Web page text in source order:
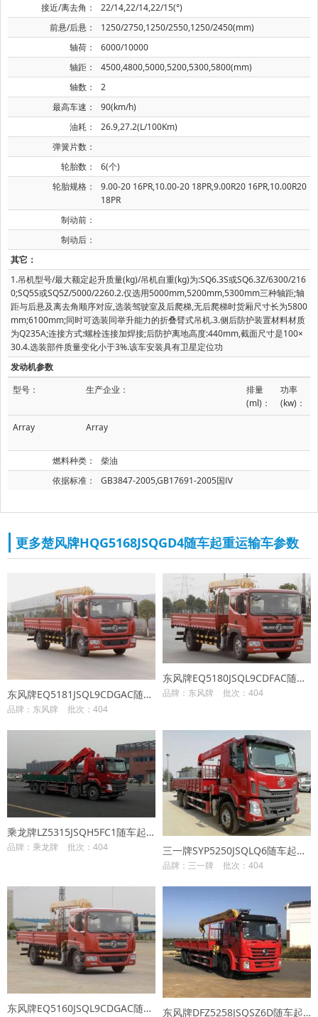
接近/离去角：
22/14,22/14,22/15(°)
前悬/后悬：
1250/2750,1250/2550,1250/2450(mm)
轴荷：
6000/10000
轴距：
4500,4800,5000,5200,5300,5800(mm)
轴数：
2
最高车速：
90(km/h)
油耗：
26.9,27.2(L/100Km)
弹簧片数：
轮胎数：
6(个)
轮胎规格：
9.00-20 16PR,10.00-20 18PR,9.00R20 16PR,10.00R20
18PR
制动前：
制动后：
其它：
1.吊机型号/最大额定起升质量(kg)/吊机自重(kg)为:SQ6.3S或SQ6.3Z/6300/216
0;SQ5S或SQ5Z/5000/2260.2.仅选用5000mm,5200mm,5300mm三种轴距;轴
距与后悬及离去角顺序对应,选装驾驶室及后爬梯,无后爬梯时货厢尺寸长为5800
mm;6100mm;同时可选装同举升能力的折叠臂式吊机.3.侧后防护装置材料材质
为Q235A;连接方式:螺栓连接加焊接;后防护离地高度:440mm,截面尺寸是100×
30.4.选装部件质量变化小于3%.该车安装具有卫星定位功
发动机参数
型号：
生产企业：
排量
(ml)：
功率
(kw)：
Array
Array
燃料种类：
柴油
依据标准：
GB3847-2005,GB17691-2005国Ⅳ
更多楚风牌HQG5168JSQGD4随车起重运输车参数
东风牌EQ5181JSQL9CDGAC随车起重运输车
品牌：东风牌 批次：404
东风牌EQ5180JSQL9CDFAC随车起重运输车
品牌：东风牌 批次：404
乘龙牌LZ5315JSQH5FC1随车起重运输车
品牌：乘龙牌 批次：404 三一牌SYP5250JSQLQ6随车起重运输车
品牌：三一牌 批次：404
东风牌EQ5160JSQL9CDGAC随车起重运输车 东风牌DFZ5258JSQSZ6D随车起重运输车